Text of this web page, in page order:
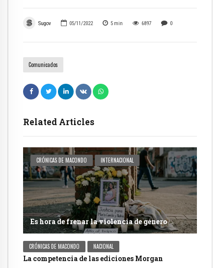
Sugov 05/11/2022 5 min 6897 0
Comunicados
Related Articles
CRÓNICAS DE MACONDO INTERNACIONAL
Es hora de frenar la violencia de género
CRÓNICAS DE MACONDO NACIONAL
La competencia de las ediciones Morgan